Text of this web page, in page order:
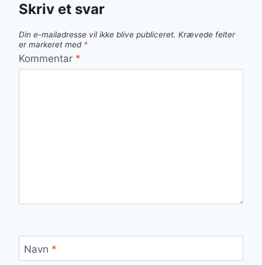
Skriv et svar
Din e-mailadresse vil ikke blive publiceret. Krævede felter
er markeret med *
Kommentar *
Navn *